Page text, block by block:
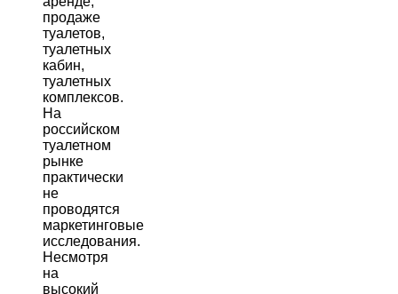
продаже
туалетов,
туалетных
кабин,
туалетных
комплексов.
На
российском
туалетном
рынке
практически
не
проводятся
маркетинговые
исследования.
Несмотря
на
высокий